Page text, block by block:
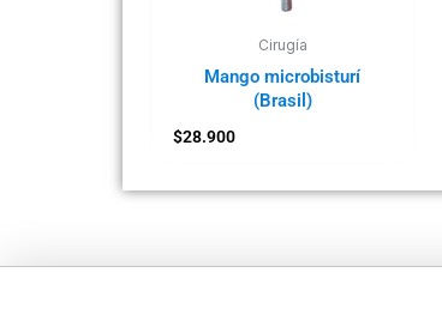
Cirugía
Mango microbisturí
(Brasil)
$28.900